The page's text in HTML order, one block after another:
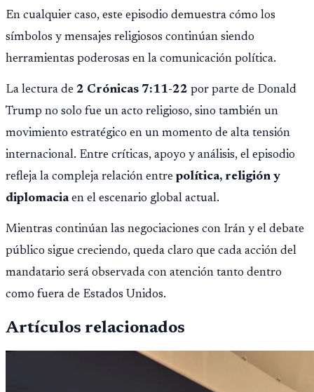
En cualquier caso, este episodio demuestra cómo los
símbolos y mensajes religiosos continúan siendo
herramientas poderosas en la comunicación política.
La lectura de 2 Crónicas 7:11-22 por parte de Donald
Trump no solo fue un acto religioso, sino también un
movimiento estratégico en un momento de alta tensión
internacional. Entre críticas, apoyo y análisis, el episodio
refleja la compleja relación entre política, religión y
diplomaciaen el escenario global actual.
Mientras continúan las negociaciones con Irán y el debate
público sigue creciendo, queda claro que cada acción del
mandatario será observada con atención tanto dentro
como fuera de Estados Unidos.
Artículos relacionados